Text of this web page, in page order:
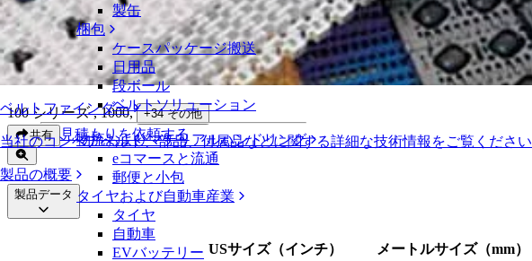
ベルトファインダー
当社のコンベアベルト、部品、付属品などに関する詳細な技術情報をご覧ください
製品の概要
製缶
梱包
ケースパッケージ搬送
日用品
段ボール
ベルトソリューション
物流およびマテリアルハンドリング
eコマースと流通
郵便と小包
タイヤおよび自動車産業
タイヤ
自動車
EVバッテリー
1400 シリーズ
イントラロックスベルト交換用ルーラー
イントラロックスベルト交換用ルーラー
100 シリーズ , 1000, +34 その他
共有 見積もりを依頼する
製品データ
USサイズ（インチ） メートルサイズ（mm）